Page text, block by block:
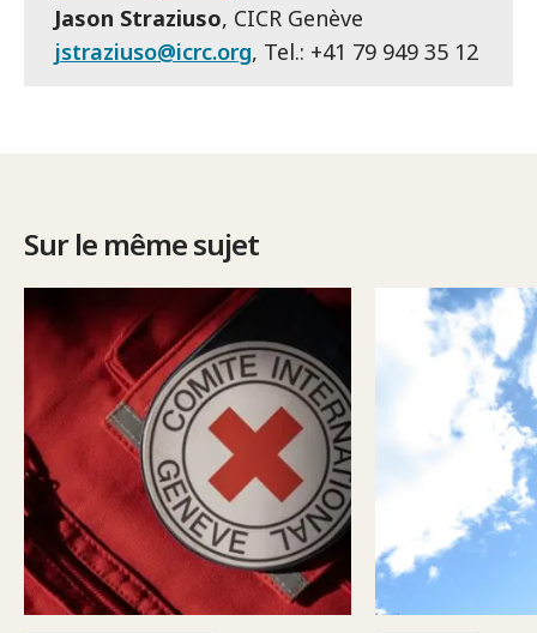
Jason Straziuso, CICR Genève
jstraziuso@icrc.org, Tel.: +41 79 949 35 12
Sur le même sujet